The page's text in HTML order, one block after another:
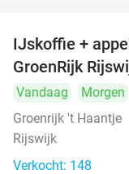
IJskoffie +
GroenRijk
Vandaag Morgen
Groenrijk 't Haantje
Rijswijk
Verkocht: 148